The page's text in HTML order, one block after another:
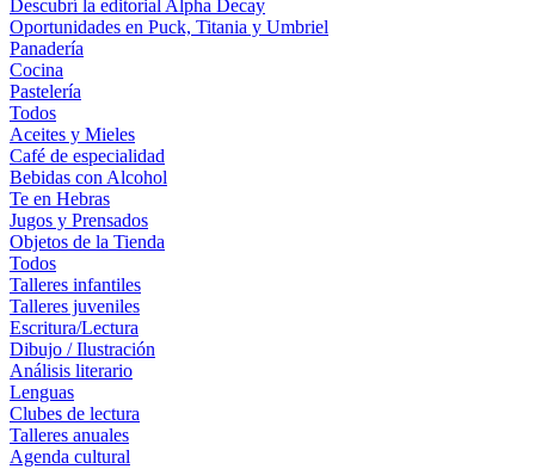
Descubrí la editorial Alpha Decay
Oportunidades en Puck, Titania y Umbriel
Panadería
Cocina
Pastelería
Todos
Aceites y Mieles
Café de especialidad
Bebidas con Alcohol
Te en Hebras
Jugos y Prensados
Objetos de la Tienda
Todos
Talleres infantiles
Talleres juveniles
Escritura/Lectura
Dibujo / Ilustración
Análisis literario
Lenguas
Clubes de lectura
Talleres anuales
Agenda cultural